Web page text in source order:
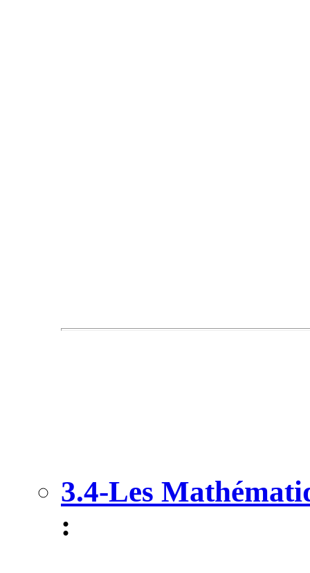
3.4-Les
: